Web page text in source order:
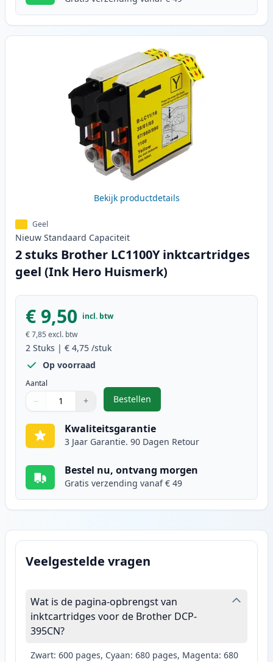
Bekijk productdetails
Geel
Nieuw Standaard Capaciteit
2 stuks Brother LC1100Y inktcartridges
geel (Ink Hero Huismerk)
€ 9,50 incl. btw
€ 7,85 excl. btw
2 Stuks | € 4,75 /stuk
Op voorraad
Aantal
Gebruik de knoppen om aan te passen
− +
1
Bestellen
,2 stuks Brother LC1100Y
Kwaliteitsgarantie
3 Jaar Garantie. 90 Dagen Retour
Bestel nu, ontvang morgen
Gratis verzending vanaf € 49
Veelgestelde vragen
Wat is de pagina-opbrengst van
inktcartridges voor de Brother DCP-
395CN?
Zwart: 600 pages, Cyaan: 680 pages, Magenta: 680